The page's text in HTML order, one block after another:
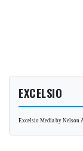
EXCELSIO
Excelsio Media by Nelson